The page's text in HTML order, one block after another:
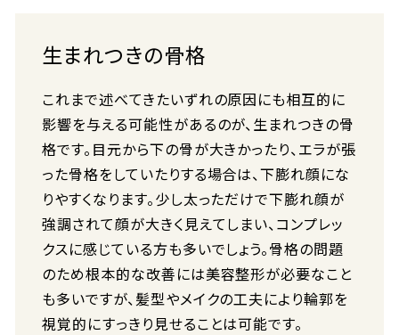
生まれつきの骨格
これまで述べてきたいずれの原因にも相互的に
影響を与える可能性があるのが、生まれつきの骨
格です。目元から下の骨が大きかったり、エラが張
った骨格をしていたりする場合は、下膨れ顔にな
りやすくなります。少し太っただけで下膨れ顔が
強調されて顔が大きく見えてしまい、コンプレッ
クスに感じている方も多いでしょう。骨格の問題
のため根本的な改善には美容整形が必要なこと
も多いですが、髪型やメイクの工夫により輪郭を
視覚的にすっきり見せることは可能です。